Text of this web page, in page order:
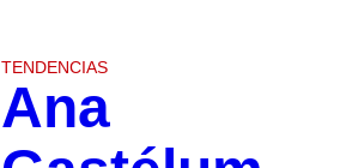
TENDENCIAS
Ana